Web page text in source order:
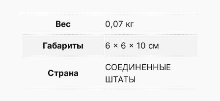
Вес 0,07 кг
Габариты 6 × 6 × 10 см
Страна
СОЕДИНЕННЫЕ
ШТАТЫ